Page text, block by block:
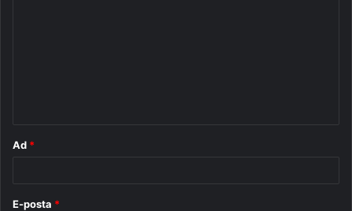
Ad *
E-posta *